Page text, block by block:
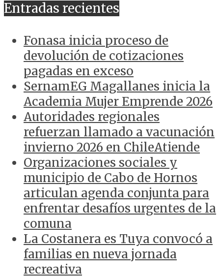
Entradas recientes
Fonasa inicia proceso de
devolución de cotizaciones
pagadas en exceso
SernamEG Magallanes inicia la
Academia Mujer Emprende 2026
Autoridades regionales
refuerzan llamado a vacunación
invierno 2026 en ChileAtiende
Organizaciones sociales y
municipio de Cabo de Hornos
articulan agenda conjunta para
enfrentar desafíos urgentes de la
comuna
La Costanera es Tuya convocó a
familias en nueva jornada
recreativa